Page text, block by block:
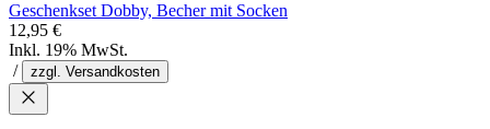
Geschenkset Dobby, Becher mit Socken
12,95 €
Inkl. 19% MwSt.
/
zzgl. Versandkosten